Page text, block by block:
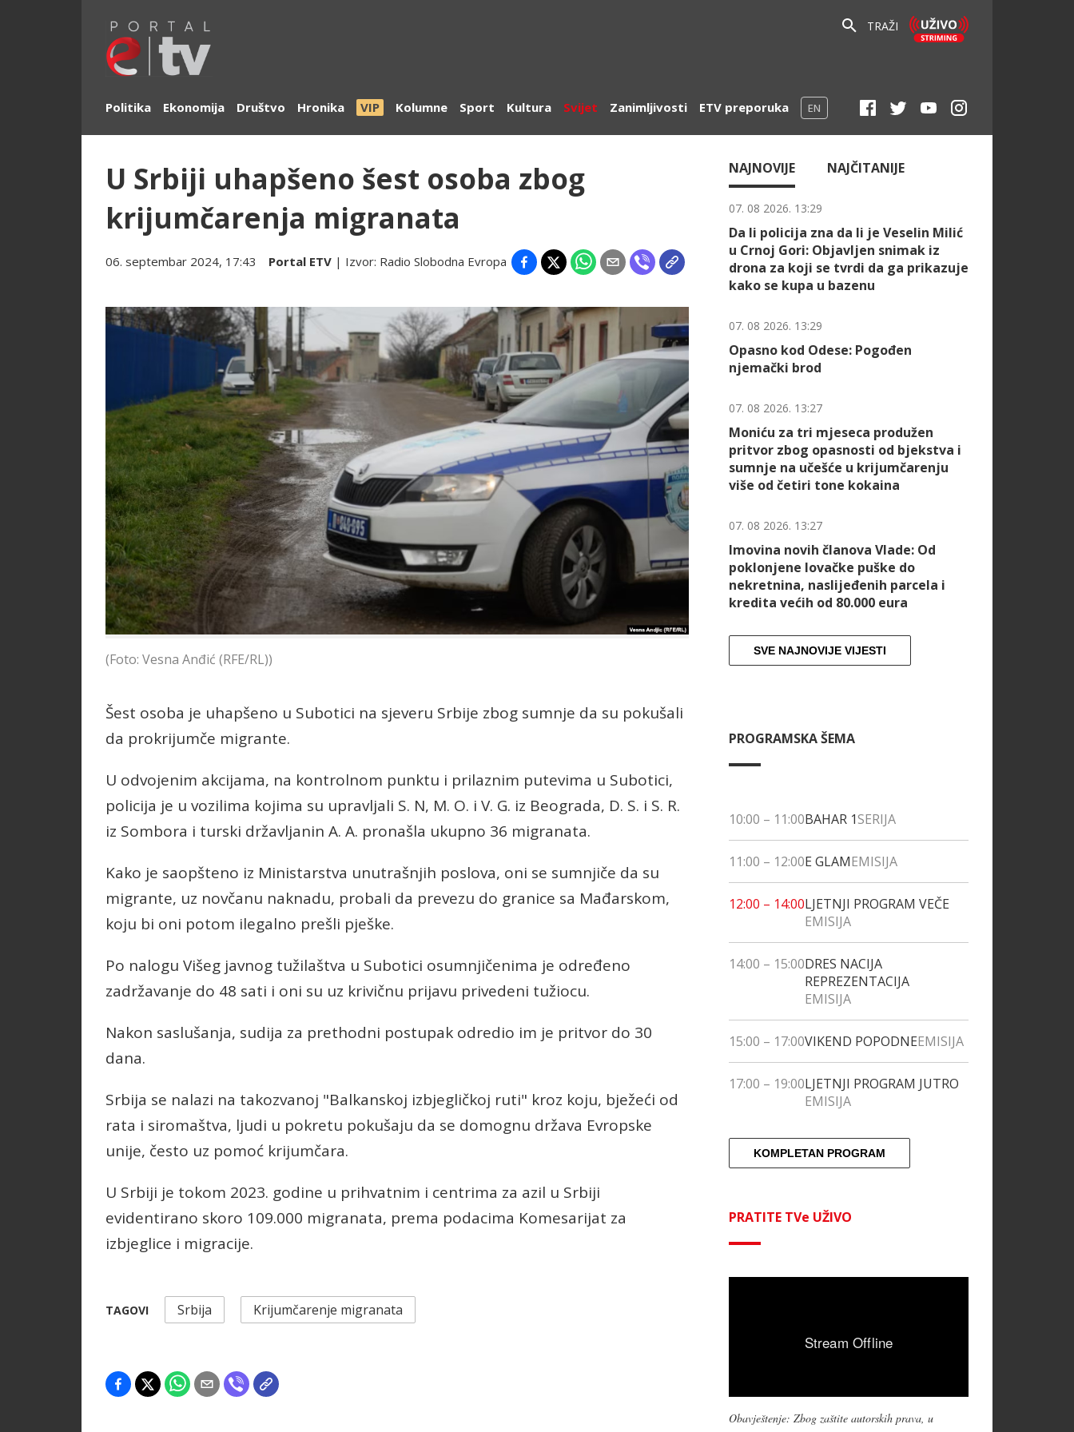
TRAŽI
Politika Ekonomija Društvo Hronika VIP Kolumne Sport Kultura Svijet Zanimljivosti ETV preporuka EN
U Srbiji uhapšeno šest osoba zbog
krijumčarenja migranata
06. septembar 2024, 17:43 Portal ETV | Izvor: Radio Slobodna Evropa
(Foto: Vesna Anđić (RFE/RL))
Šest osoba je uhapšeno u Subotici na sjeveru Srbije zbog sumnje da su pokušali
da prokrijumče migrante.
U odvojenim akcijama, na kontrolnom punktu i prilaznim putevima u Subotici,
policija je u vozilima kojima su upravljali S. N, M. O. i V. G. iz Beograda, D. S. i S. R.
iz Sombora i turski državljanin A. A. pronašla ukupno 36 migranata.
Kako je saopšteno iz Ministarstva unutrašnjih poslova, oni se sumnjiče da su
migrante, uz novčanu naknadu, probali da prevezu do granice sa Mađarskom,
koju bi oni potom ilegalno prešli pješke.
Po nalogu Višeg javnog tužilaštva u Subotici osumnjičenima je određeno
zadržavanje do 48 sati i oni su uz krivičnu prijavu privedeni tužiocu.
Nakon saslušanja, sudija za prethodni postupak odredio im je pritvor do 30
dana.
Srbija se nalazi na takozvanoj "Balkanskoj izbjegličkoj ruti" kroz koju, bježeći od
rata i siromaštva, ljudi u pokretu pokušaju da se domognu država Evropske
unije, često uz pomoć krijumčara.
U Srbiji je tokom 2023. godine u prihvatnim i centrima za azil u Srbiji
evidentirano skoro 109.000 migranata, prema podacima Komesarijat za
izbjeglice i migracije.
TAGOVI Srbija Krijumčarenje migranata
NAJNOVIJE NAJČITANIJE
07. 08 2026. 13:29
Da li policija zna da li je Veselin Milić
u Crnoj Gori: Objavljen snimak iz
drona za koji se tvrdi da ga prikazuje
kako se kupa u bazenu
07. 08 2026. 13:29
Opasno kod Odese: Pogođen
njemački brod
07. 08 2026. 13:27
Moniću za tri mjeseca produžen
pritvor zbog opasnosti od bjekstva i
sumnje na učešće u krijumčarenju
više od četiri tone kokaina
07. 08 2026. 13:27
Imovina novih članova Vlade: Od
poklonjene lovačke puške do
nekretnina, naslijeđenih parcela i
kredita većih od 80.000 eura
SVE NAJNOVIJE VIJESTI
PROGRAMSKA ŠEMA
10:00 – 11:00BAHAR 1SERIJA
11:00 – 12:00E GLAMEMISIJA
12:00 – 14:00LJETNJI PROGRAM VEČE
EMISIJA
14:00 – 15:00DRES NACIJA
REPREZENTACIJA
EMISIJA
15:00 – 17:00VIKEND POPODNEEMISIJA
17:00 – 19:00LJETNJI PROGRAM JUTRO
EMISIJA
KOMPLETAN PROGRAM
PRATITE TVe UŽIVO
Obavještenje: Zbog zaštite autorskih prava, u